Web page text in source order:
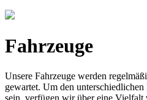
Fahrzeuge
Unsere Fahrzeuge werden
gewartet. Um den unterschiedlichen
sein, verfügen wir über eine Vielfalt